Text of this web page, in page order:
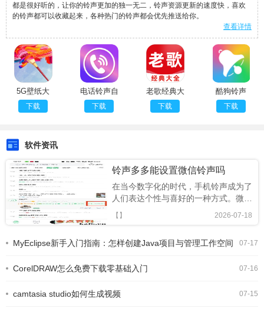
都是很好听的，让你的铃声更加的独一无二，铃声资源更新的速度快，喜欢
的铃声都可以收藏起来，各种热门的铃声都会优先推送给你。
查看详情
5G壁纸大
全定制版
下载
电话铃声自
定义版
下载
老歌经典大
全纯净版
下载
酷狗铃声
appv4.3.9
安卓免费版
下载
软件资讯
铃声多多能设置微信铃声吗
在当今数字化的时代，手机铃声成为了
人们表达个性与喜好的一种方式。微信
作为一款广泛使用的社交软件，其提示
音也备受关注。而铃声多多这款应用，
那么，铃声多多可以设置微信铃声吗？
的铃声资源，涵盖了各种
2026-07-18
【】
07-17
MyEclipse新手入门指南：怎样创建Java项目与管理工作空间
07-16
CorelDRAW怎么免费下载零基础入门
07-15
camtasia studio如何生成视频